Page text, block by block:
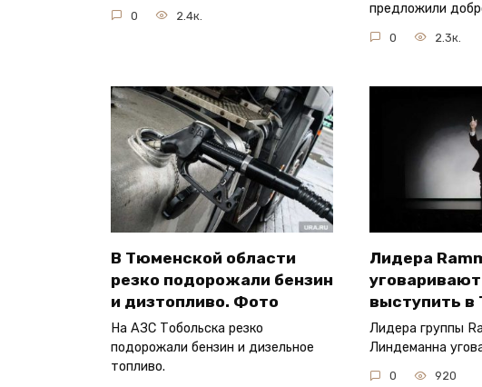
0 2.4к.
предложили
0 2.3к.
В Тюменской области
резко подорожали бензин
и дизтопливо. Фото
На АЗС Тобольска резко
подорожали бензин и дизельное
топливо.
Лидера
выступить в
Лидера группы
Линдеманна
0 920